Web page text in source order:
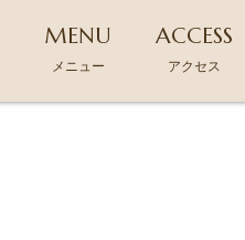
MENU
メニュー
ACCESS
アクセス